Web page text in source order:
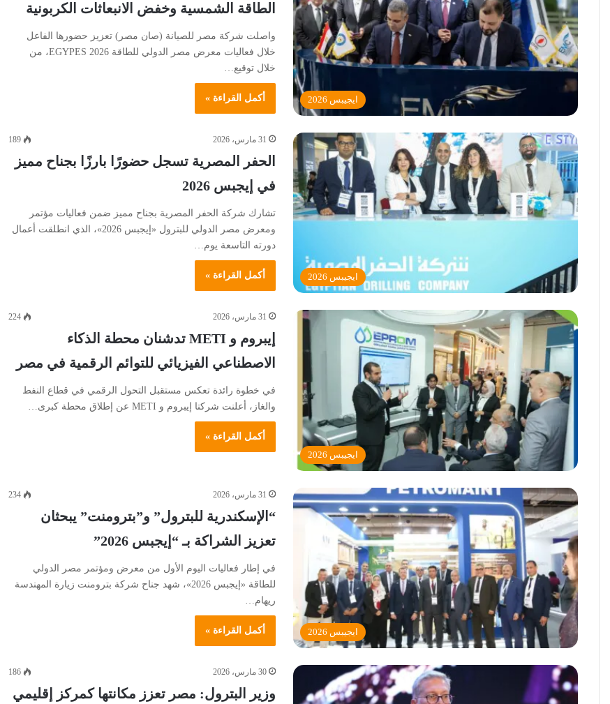
ايجيبس 2026
الطاقة الشمسية وخفض الانبعاثات الكربونية
واصلت شركة مصر للصيانة (صان مصر) تعزيز حضورها الفاعل
خلال فعاليات معرض مصر الدولي للطاقة EGYPES 2026، من
خلال توقيع…
أكمل القراءة »
ايجيبس 2026
31 مارس، 2026 189
الحفر المصرية تسجل حضورًا بارزًا بجناح مميز
في إيجبس 2026
تشارك شركة الحفر المصرية بجناح مميز ضمن فعاليات مؤتمر
ومعرض مصر الدولي للبترول «إيجبس 2026»، الذي انطلقت أعمال
دورته التاسعة يوم…
أكمل القراءة »
ايجيبس 2026
31 مارس، 2026 224
إيبروم و METI تدشنان محطة الذكاء
الاصطناعي الفيزيائي للتوائم الرقمية في مصر
في خطوة رائدة تعكس مستقبل التحول الرقمي في قطاع النفط
والغاز، أعلنت شركتا إيبروم و METI عن إطلاق محطة كبرى…
أكمل القراءة »
ايجيبس 2026
31 مارس، 2026 234
“الإسكندرية للبترول” و”بترومنت” يبحثان
تعزيز الشراكة بـ “إيجبس 2026”
في إطار فعاليات اليوم الأول من معرض ومؤتمر مصر الدولي
للطاقة «إيجبس 2026»، شهد جناح شركة بترومنت زيارة المهندسة
ريهام…
أكمل القراءة »
30 مارس، 2026 186
وزير البترول: مصر تعزز مكانتها كمركز إقليمي